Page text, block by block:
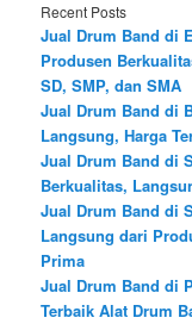
Recent Posts
Jual Drum Band di
Produsen
SD, SMP, dan SMA
Jual Drum Band di
Langsung, Harga
Jual Drum Band di
Berkualitas,
Jual Drum Band di
Langsung dari
Prima
Jual Drum Band di
Terbaik Alat Drum